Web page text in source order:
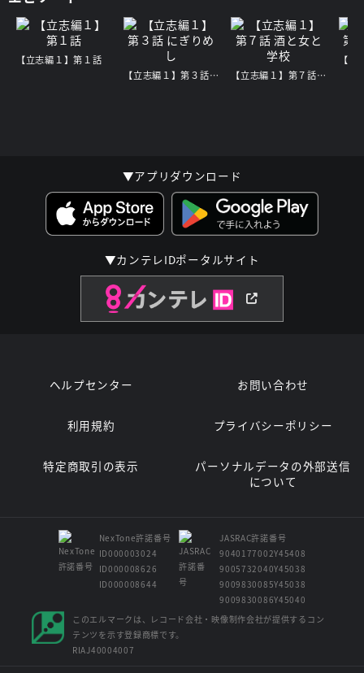
【立志編１】第１話
【立志編１】第３話 にぎりめし
【立志編１】第７話 酒と女と学校
▼アプリダウンロード
▼カンテレIDポータルサイト
ヘルプセンター お問い合わせ
利用規約 プライバシーポリシー
特定商取引の表示
パーソナルデータの外部送信
について
NexTone許諾番号
ID000003024
ID000008626
ID000008644
JASRAC許諾番号
9040177002Y45408
9005732040Y45038
9009830085Y45038
9009830086Y45040
このエルマークは、レコード会社・映像制作会社が提供するコン
テンツを示す登録商標です。
RIAJ40004007